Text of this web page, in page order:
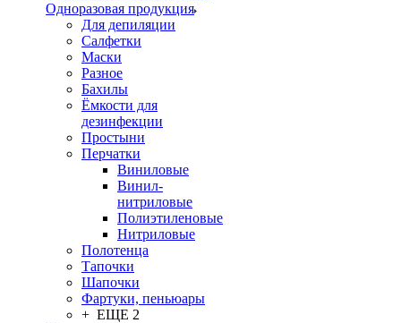
Одноразовая продукция
Для депиляции
Салфетки
Маски
Разное
Бахилы
Ёмкости для
дезинфекции
Простыни
Перчатки
Виниловые
Винил-
нитриловые
Полиэтиленовые
Нитриловые
Полотенца
Тапочки
Шапочки
Фартуки, пеньюары
+ ЕЩЕ 2